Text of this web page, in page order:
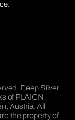
Deep Silver
of PLAION
Austria. All
the property of